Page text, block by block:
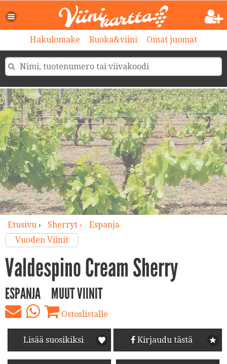
Hakulomake Ruoka&viini Omat juomat
Etusivu› Sherryt ›
Espanja
Vuoden Viinit
Valdespino Cream Sherry
ESPANJA MUUT VIINIT
Ostoslistalle
Lisää suosikiksi Kirjaudu tästä